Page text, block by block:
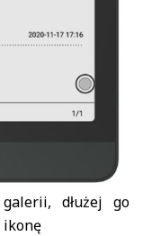
dłużej go
ikonę